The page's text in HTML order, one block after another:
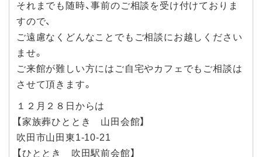
それまでも随時、事前のご相談を受け付けておりま
すので、
ご遠慮なくどんなことでもご相談にお越しください
ませ。
ご来館が難しい方にはご自宅やカフェでもご相談は
させて頂きます。
１２月２８日からは
【家族葬ひととき 山田会館】
吹田市山田東1-10-21
【ひととき 吹田駅前会館】